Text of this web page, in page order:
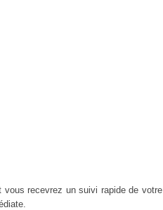
recevrez un suivi rapide de votre